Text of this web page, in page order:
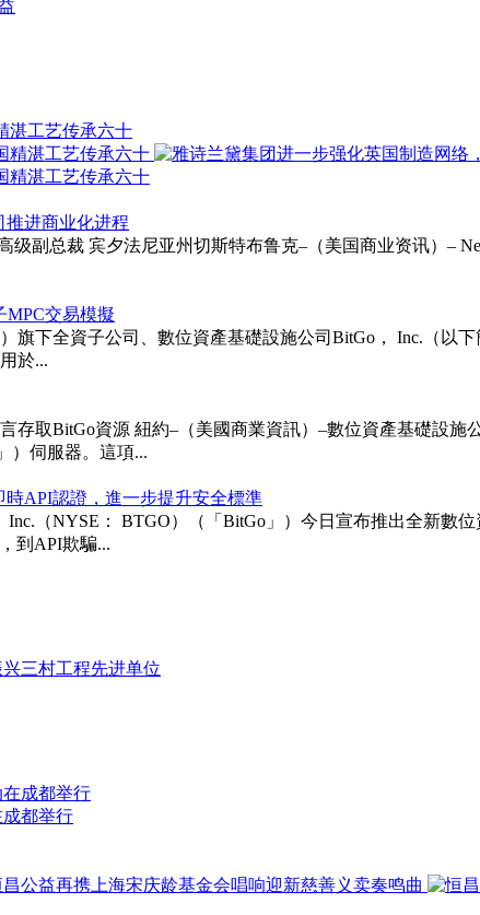
湛工艺传承六十
推进商业化进程
级副总裁 宾夕法尼亚州切斯特布鲁克–（美国商业资讯）–
MPC交易模擬
下全資子公司、數位資產基礎設施公司BitGo， Inc.（以下
於...
取BitGo資源 紐約–（美國商業資訊）–數位資產基礎設施
）伺服器。這項...
API認證，進一步提升安全標準
（NYSE： BTGO）（「BitGo」）今日宣布推出全新數
到API欺騙...
都举行